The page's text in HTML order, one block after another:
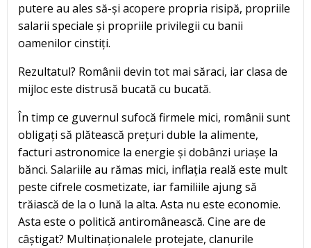
putere au ales să-și acopere propria risipă, propriile
salarii speciale și propriile privilegii cu banii
oamenilor cinstiți.
Rezultatul? Românii devin tot mai săraci, iar clasa de
mijloc este distrusă bucată cu bucată.
În timp ce guvernul sufocă firmele mici, românii sunt
obligați să plătească prețuri duble la alimente,
facturi astronomice la energie și dobânzi uriașe la
bănci. Salariile au rămas mici, inflația reală este mult
peste cifrele cosmetizate, iar familiile ajung să
trăiască de la o lună la alta. Asta nu este economie.
Asta este o politică antiromânească. Cine are de
câștigat? Multinaționalele protejate, clanurile